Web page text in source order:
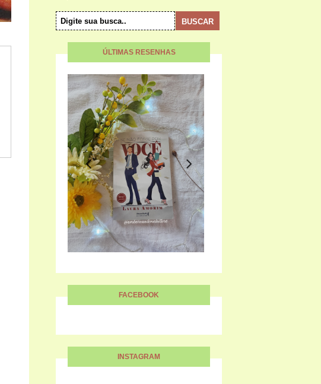
ÚLTIMAS RESENHAS
FACEBOOK
INSTAGRAM